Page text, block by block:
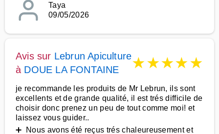
Taya
09/05/2026
Avis sur Lebrun Apiculture
à DOUE LA FONTAINE ★★★★★
je recommande les produits de Mr Lebrun, ils sont
excellents et de grande qualité, il est trés difficile de
choisir donc prenez un peu de tout comme moi! et
laissez vous guider..
➕ Nous avons été reçus trés chaleureusement et